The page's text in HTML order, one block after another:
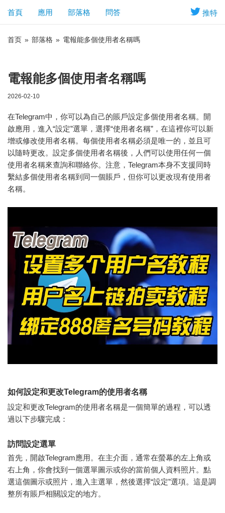
推特
首頁 應用 部落格 問答
首页 » 部落格 » 電報能多個使用者名稱嗎
電報能多個使用者名稱嗎
2026-02-10
在Telegram中，你可以為自己的賬戶設定多個使用者名稱。開
啟應用，進入“設定”選單，選擇“使用者名稱”，在這裡你可以新
增或修改使用者名稱。每個使用者名稱必須是唯一的，並且可
以隨時更改。設定多個使用者名稱後，人們可以使用任何一個
使用者名稱來查詢和聯絡你。注意，Telegram本身不支援同時
繫結多個使用者名稱到同一個賬戶，但你可以更改現有使用者
名稱。
如何設定和更改Telegram的使用者名稱
設定和更改Telegram的使用者名稱是一個簡單的過程，可以透
過以下步驟完成：
訪問設定選單
首先，開啟Telegram應用。在主介面，通常在螢幕的左上角或
右上角，你會找到一個選單圖示或你的當前個人資料照片。點
選這個圖示或照片，進入主選單，然後選擇“設定”選項。這是調
整所有賬戶相關設定的地方。